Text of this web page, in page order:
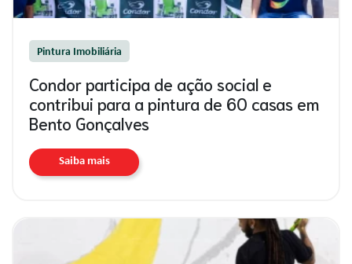
Pintura Imobiliária
Condor participa de ação social e
contribui para a pintura de 60 casas em
Bento Gonçalves
Saiba mais